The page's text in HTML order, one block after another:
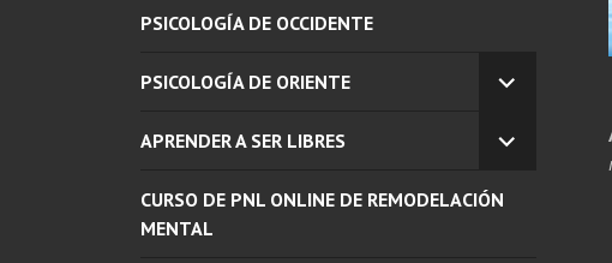
PSICOLOGÍA DE OCCIDENTE
PSICOLOGÍA DE ORIENTE
EXPANDE
MENÚ
APRENDER A SER LIBRES
EXPANDE
CURSO DE PNL ONLINE DE REMODELACIÓN
MENTAL